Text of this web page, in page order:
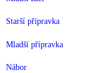
Starší přípravka
Mladší přípravka
Nábor